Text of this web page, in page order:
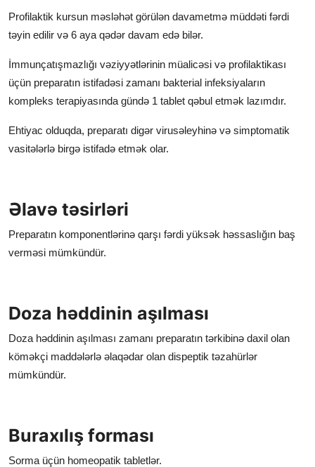
Profilaktik kursun məsləhət görülən davametmə müddəti fərdi
təyin edilir və 6 aya qədər davam edə bilər.
İmmunçatışmazlığı vəziyyətlərinin müalicəsi və profilaktikası
üçün preparatın istifadəsi zamanı bakterial infeksiyaların
kompleks terapiyasında gündə 1 tablet qəbul etmək lazımdır.
Ehtiyac olduqda, preparatı digər virusəleyhinə və simptomatik
vasitələrlə birgə istifadə etmək olar.
Əlavə təsirləri
Preparatın komponentlərinə qarşı fərdi yüksək həssaslığın baş
verməsi mümkündür.
Doza həddinin aşılması
Doza həddinin aşılması zamanı preparatın tərkibinə daxil olan
köməkçi maddələrlə əlaqədar olan dispeptik təzahürlər
mümkündür.
Buraxılış forması
Sorma üçün homeopatik tabletlər.